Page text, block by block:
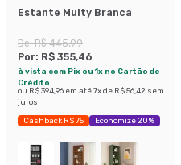
Estante Multy Branca
De:R$ 445,99
Por: R$ 355,46
à vista com Pix ou 1x no Cartão de
Crédito
ou R$ 394,96 em até7x de R$ 56,42 sem
juros
Cashback R$ 75 Economize 20%